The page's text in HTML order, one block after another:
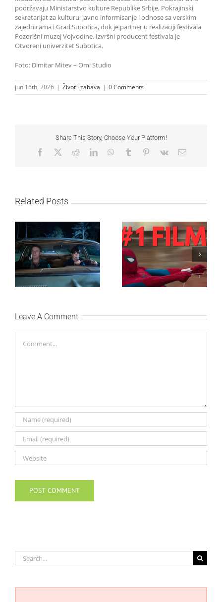
podržavaju Ministarstvo kulture Republike Srbije, Pokrajinski
sekretarijat za kulturu, javno informisanje i odnose sa verskim
zajednicama i Grad Subotica, dok je partner u realizaciji festivala
Pozorišni muzej Vojvodine. Izvršni producent festivala je
Otvoreni univerzitet Subotica.
Foto: Dimitar Mitev – Omi Studio
jun 16th, 2026 | Život i zabava | 0 Comments
Share This Story, Choose Your Platform!
Facebook RedditLinkedInWhatsApp
Tumblr Pinterest
Vk Email
Related Posts
SF NIGHT: POSLEDNJI
DANI ULICE
HRASTOVA u Concept
Cinema i CineStar
bioskopima 12. avgusta
Najuspešnije otvaranje
studijskog filma u Srbiji:
Spajdermen: Novi dan
oborio rekord već prvog
vikenda
Leave A Comment
Search
for: